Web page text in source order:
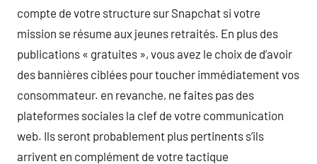
compte de votre structure sur Snapchat si votre
mission se résume aux jeunes retraités. En plus des
publications « gratuites », vous avez le choix de d’avoir
des bannières ciblées pour toucher immédiatement vos
consommateur. en revanche, ne faites pas des
plateformes sociales la clef de votre communication
web. Ils seront probablement plus pertinents s’ils
arrivent en complément de votre tactique